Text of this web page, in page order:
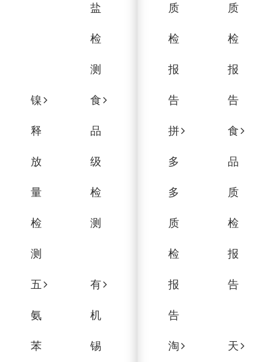
盐
检
测
镍
释
放
量
检
测
食
品
级
检
测
五
氨
苯
有
机
锡
质
检
报
告
质
检
报
告
拼
多
多
质
检
报
告
食
品
质
检
报
告
淘 天